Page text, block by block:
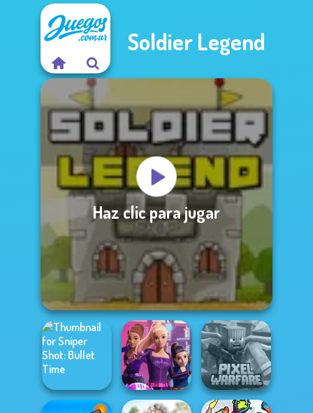
Soldier Legend
Haz clic para jugar